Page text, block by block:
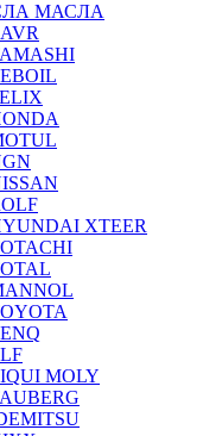
МАСЛА
XTEER
MOLY